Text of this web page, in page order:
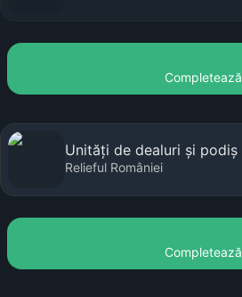
Completează
Unități de dealuri și podiș
Relieful României
Completează